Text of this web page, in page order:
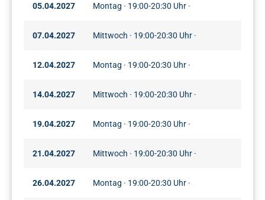
05.04.2027 Montag · 19:00-20:30 Uhr ·
07.04.2027 Mittwoch · 19:00-20:30 Uhr ·
12.04.2027 Montag · 19:00-20:30 Uhr ·
14.04.2027 Mittwoch · 19:00-20:30 Uhr ·
19.04.2027 Montag · 19:00-20:30 Uhr ·
21.04.2027 Mittwoch · 19:00-20:30 Uhr ·
26.04.2027 Montag · 19:00-20:30 Uhr ·